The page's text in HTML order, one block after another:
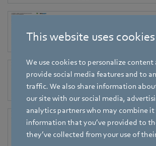
This website uses cookies
We use cookies to personalize content
provide social media features and to
traffic. We also share information
our site with our social media,
analytics partners who may combine
information that you’ve provided to
they’ve collected from your use of
[PDF] - 147,45KB
EN
[PDF] - 168,13KB